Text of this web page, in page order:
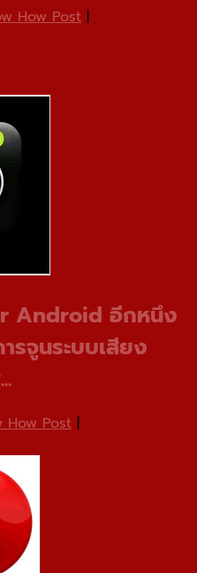
How Post
Android อีกหนึง
รจูนระบบเสียง
How Post |